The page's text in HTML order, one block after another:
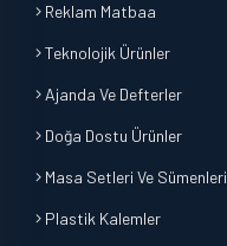
Reklam Matbaa
Teknolojik Ürünler
Ajanda Ve Defterler
Doğa Dostu Ürünler
Masa Setleri Ve Sümenleri
Plastik Kalemler